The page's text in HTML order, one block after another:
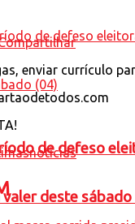
de defeso
deste
enviar currículo